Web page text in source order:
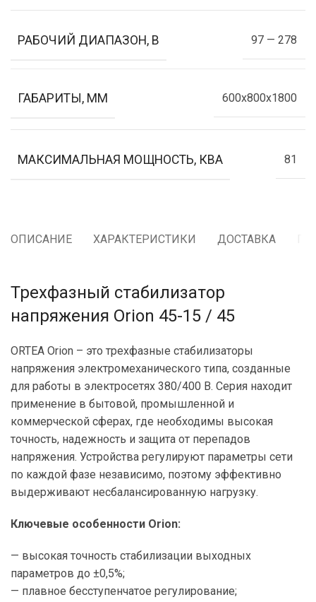
РАБОЧИЙ ДИАПАЗОН, В 97 — 278
ГАБАРИТЫ, ММ 600x800x1800
МАКСИМАЛЬНАЯ МОЩНОСТЬ, КВА 81
ОПИСАНИЕ ХАРАКТЕРИСТИКИ ДОСТАВКА
Трехфазный стабилизатор
напряжения Orion 45-15 / 45
ORTEA Orion – это трехфазные стабилизаторы
напряжения электромеханического типа, созданные
для работы в электросетях 380/400 В. Серия находит
применение в бытовой, промышленной и
коммерческой сферах, где необходимы высокая
точность, надежность и защита от перепадов
напряжения. Устройства регулируют параметры сети
по каждой фазе независимо, поэтому эффективно
выдерживают несбалансированную нагрузку.
Ключевые особенности Orion:
— высокая точность стабилизации выходных
параметров до ±0,5%;
— плавное бесступенчатое регулирование;